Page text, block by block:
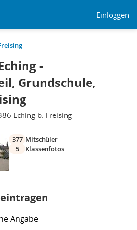
Einloggen
-
Grundschule,
Eching b. Freising
377 Mitschüler
5
Klassenfotos
Angabe